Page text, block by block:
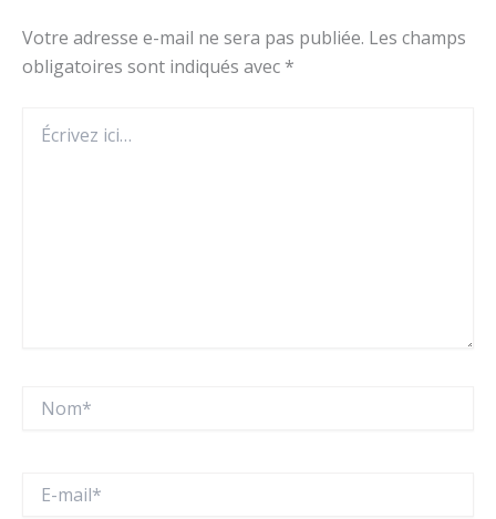
Votre adresse e-mail ne sera pas publiée. Les champs
obligatoires sont indiqués avec *
ici…
mail*